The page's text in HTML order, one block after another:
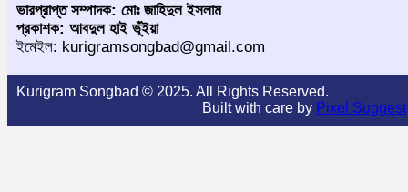
ভারপ্রাপ্ত সম্পাদক: মোঃ জাহিদুল ইসলাম
প্রকাশক: আবদুল হাই ভূঁইয়া
ইমেইল: kurigramsongbad@gmail.com
Kurigram Songbad © 2025. All Rights Reserved.
Built with care by Pixel Suggest